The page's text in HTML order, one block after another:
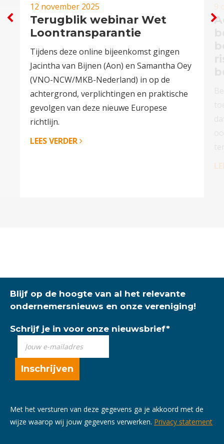
12 november 2025
Terugblik webinar Wet
Loontransparantie
Tijdens deze online bijeenkomst gingen
Jacintha van Bijnen (Aon) en Samantha Oey
(VNO-NCW/MKB-Nederland) in op de
achtergrond, verplichtingen en praktische
gevolgen van deze nieuwe Europese
richtlijn.
LEES VERDER
9
Blijf op de hoogte van al het relevante
ondernemersnieuws en onze vereniging!
Schrijf je in voor onze nieuwsbrief*
Met het versturen van deze gegevens ga je akkoord met de
wijze waarop wij jouw gegevens verwerken. Privacy statement